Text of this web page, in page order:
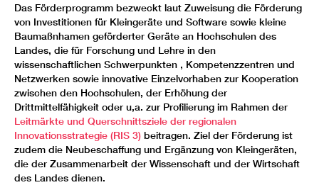
Das Förderprogramm bezweckt laut Zuweisung die Förderung
von Investitionen für Kleingeräte und Software sowie kleine
Baumaßnhamen geförderter Geräte an Hochschulen des
Landes, die für Forschung und Lehre in den
wissenschaftlichen Schwerpunkten , Kompetenzzentren und
Netzwerken sowie innovative Einzelvorhaben zur Kooperation
zwischen den Hochschulen, der Erhöhung der
Drittmittelfähigkeit oder u,a. zur Profilierung im Rahmen der
Leitmärkte und Querschnittsziele der regionalen
Innovationsstrategie (RIS 3) beitragen. Ziel der Förderung ist
zudem die Neubeschaffung und Ergänzung von Kleingeräten,
die der Zusammenarbeit der Wissenschaft und der Wirtschaft
des Landes dienen.